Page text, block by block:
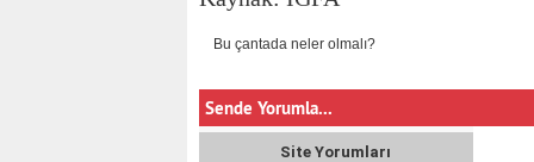
Bu çantada neler olmalı?
Sende Yorumla...
Site Yorumları